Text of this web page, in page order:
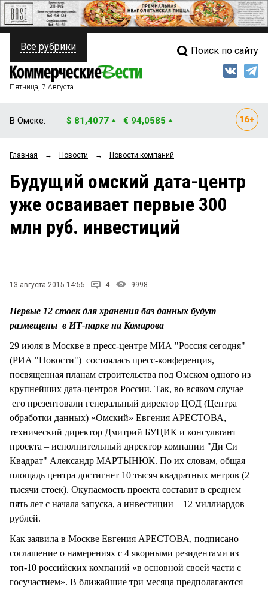
ПОЛИТИКА
ФИНАНСЫ
ОБЩЕСТВО
ЗАКОН
НОВОСТИ КОМПАНИЙ
Свежий выпуск
Мнения
Рейтинги
Блоги
Архив
Все рубрики Поиск по сайту
Пятница, 7 Августа
В Омске: $ 81,4077 € 94,0585
Главная → Новости → Новости компаний
Будущий омский дата-центр
уже осваивает первые 300
млн руб. инвестиций
13 августа 2015 14:55 4 9998
Первые 12 стоек для хранения баз данных будут
размещены в ИТ-парке на Комарова
29 июля в Москве в пресс-центре МИА "Россия сегодня"
(РИА "Новости") состоялась пресс-конференция,
посвященная планам строительства под Омском одного из
крупнейших дата-центров России. Так, во всяком случае
его презентовали генеральный директор ЦОД (Центра
обработки данных) «Омский» Евгения АРЕСТОВА,
технический директор Дмитрий БУЦИК и консультант
проекта – исполнительный директор компании "Ди Си
Квадрат" Александр МАРТЫНЮК. По их словам, общая
площадь центра достигнет 10 тысяч квадратных метров (2
тысячи стоек). Окупаемость проекта составит в среднем
пять лет с начала запуска, а инвестиции – 12 миллиардов
рублей.
Как заявила в Москве Евгения АРЕСТОВА, подписано
соглашение о намерениях с 4 якорными резидентами из
топ-10 российских компаний «в основной своей части с
госучастием». В ближайшие три месяца предполагаются